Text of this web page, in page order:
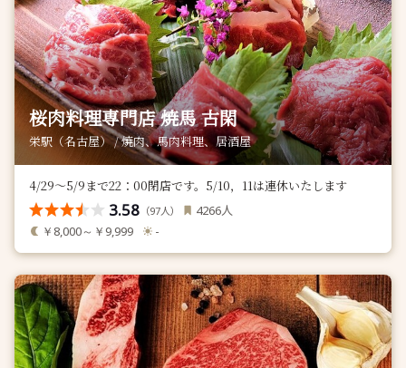
桜肉料理専門店 焼馬 古閑
栄駅（名古屋） / 焼肉、馬肉料理、居酒屋
4/29～5/9まで22：00閉店です。5/10，11は連休いたします
3.58 （97人） 4266人
￥8,000～￥9,999 -